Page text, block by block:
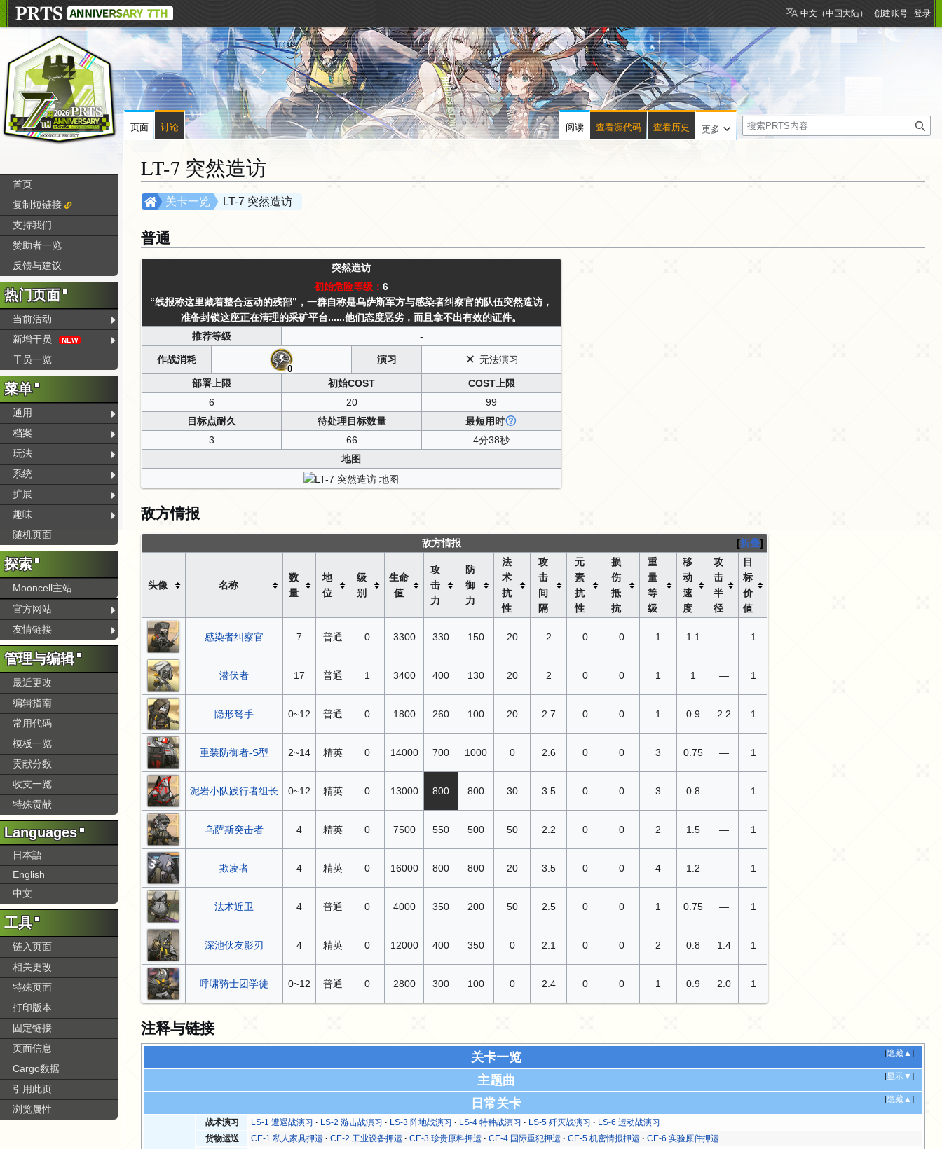
LT-7 突然造访
跳
到
导
航
跳
到
搜
索
LT-7 突然造访
关卡一览
普通
突然造访
初始危险等级： 6
“线报称这里藏着整合运动的残部”，一群自称是乌萨斯军方与感染者纠察官的队伍突然造访，
准备封锁这座正在清理的采矿平台......他们态度恶劣，而且拿不出有效的证件。
推荐等级
-
作战消耗
0
演习 无法演习
部署上限 初始COST
COST上限
6
20
99
目标点耐久
待处理目标数量
最短用时
3
66
4分38秒
地图
敌方情报
折叠
敌方情报
头像 名称
数
量
地
位
级
别
生命
值
攻
击
力
防
御
力
法
术
抗
性
攻
击
间
隔
元
素
抗
性
损
伤
抵
抗
重
量
等
级
移
动
速
度
攻
击
半
径
目
标
价
值
感染者纠察官 7 普通 0 3300 330 150 20 2 0 0 1 1.1 — 1
潜伏者 17 普通 1 3400 400 130 20 2 0 0 1 1 — 1
隐形弩手 0~12 普通 0 1800 260 100 20 2.7 0 0 1 0.9 2.2 1
重装防御者-S型 2~14 精英 0 14000 700 1000 0 2.6 0 0 3 0.75 — 1
泥岩小队践行者组长 0~12 精英 0 13000 800 800 30 3.5 0 0 3 0.8 — 1
乌萨斯突击者 4 精英 0 7500 550 500 50 2.2 0 0 2 1.5 — 1
欺凌者 4 精英 0 16000 800 800 20 3.5 0 0 4 1.2 — 1
法术近卫 4 普通 0 4000 350 200 50 2.5 0 0 1 0.75 — 1
深池伙友影刃 4 精英 0 12000 400 350 0 2.1 0 0 2 0.8 1.4 1
呼啸骑士团学徒 0~12 普通 0 2800 300 100 0 2.4 0 0 1 0.9 2.0 1
注释与链接
[隐藏▲]
关卡一览
[显示▼]
主题曲
[隐藏▲]
日常关卡
战术演习 LS-1 遭遇战演习 LS-2 游击战演习 LS-3 阵地战演习 LS-4 特种战演习 LS-5 歼灭战演习
LS-6 运动战演习
货物运送
CE-1 私人家具押运 CE-2 工业设备押运 CE-3 珍贵原料押运 CE-4 国际重犯押运 CE-5 机密情报押运
CE-6 实验原件押运
中文（中国大陆） 创建账号 登录
页面 讨论 阅读 查看源代码 查看历史 更多
搜
索
首页
复制短链接
支持我们
赞助者一览
反馈与建议
热门页面
当前活动
新增干员
NEW
干员一览
菜单
通用
档案
玩法
系统
扩展
趣味
随机页面
探索
Mooncell主站
官方网站
友情链接
管理与编辑
最近更改
编辑指南
常用代码
模板一览
贡献分数
收支一览
特殊贡献
Languages
日本語
English
中文
工具
链入页面
相关更改
特殊页面
打印版本
固定链接
页面信息
Cargo数据
引用此页
浏览属性